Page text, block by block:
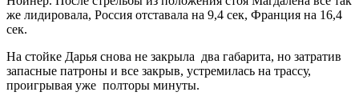
же лидировала, Россия отставала на 9,4 сек, Франция на 16,4
сек.
На стойке Дарья снова не закрыла два габарита, но затратив
запасные патроны и все закрыв, устремилась на трассу,
проигрывая уже полторы минуты.